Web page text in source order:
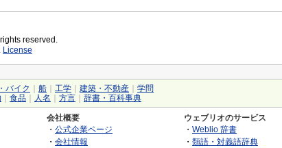
reserved.
License
バイク 船 工学 建築・不動産
学問
食品 人名 方言 辞書・百科事典
会社概要
・ 公式企業ページ
・ 会社情報
ウェブリオのサービス
・ Weblio 辞書
・ 類語・対義語辞典